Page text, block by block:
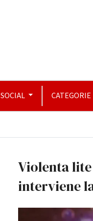
SOCIAL CATEGORIE
Violenta
interviene